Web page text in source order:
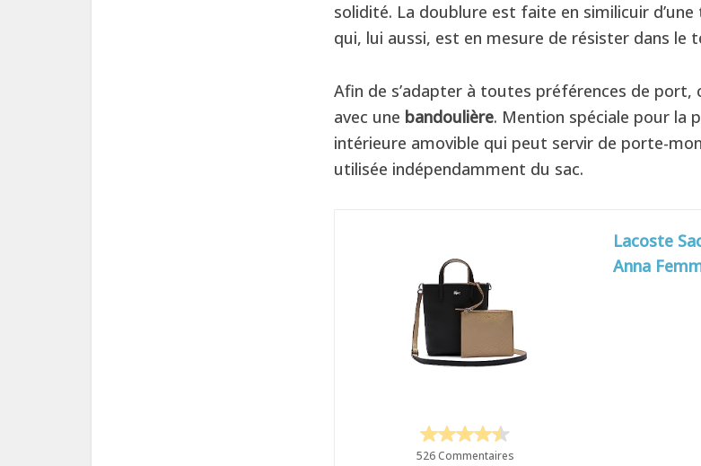
solidité. La doublure est faite en similicuir
qui, lui aussi, est en mesure de résister dans le
Afin de s’adapter à toutes préférences de port,
avec une bandoulière. Mention spéciale pour la
intérieure amovible qui peut servir de porte-
utilisée indépendamment du sac.
526 Commentaires
Lacoste
Anna